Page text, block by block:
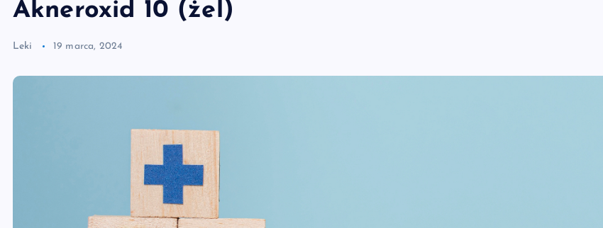
Akneroxid 10 (żel)
Leki 19 marca, 2024